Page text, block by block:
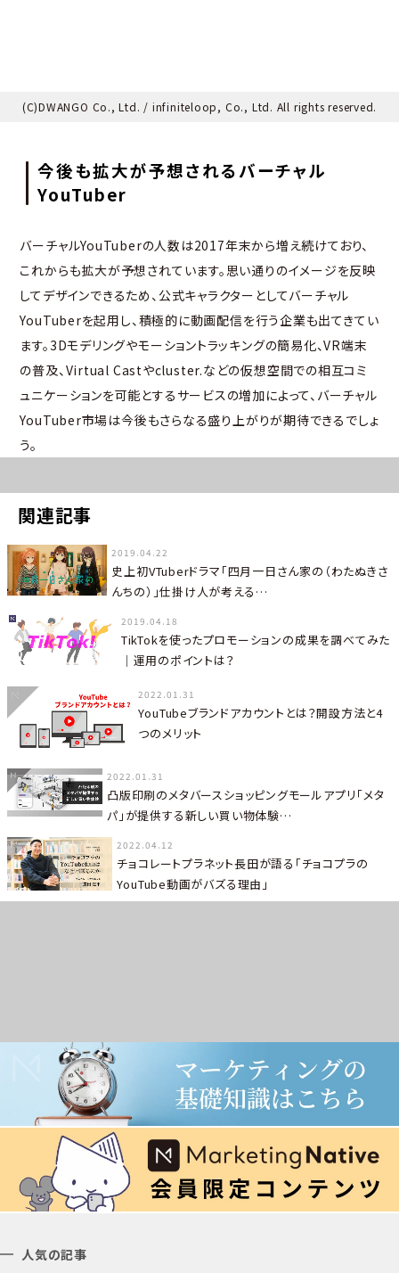
(C)DWANGO Co., Ltd. / infiniteloop, Co., Ltd. All rights reserved.
今後も拡大が予想されるバーチャル
YouTuber
バーチャルYouTuberの人数は2017年末から増え続けており、
これからも拡大が予想されています。思い通りのイメージを反映
してデザインできるため、公式キャラクターとしてバーチャル
YouTuberを起用し、積極的に動画配信を行う企業も出てきてい
ます。3Dモデリングやモーショントラッキングの簡易化、VR端末
の普及、Virtual Castやcluster.などの仮想空間での相互コミ
ュニケーションを可能とするサービスの増加によって、バーチャル
YouTuber市場は今後もさらなる盛り上がりが期待できるでしょ
う。
関連記事
2019.04.22
史上初VTuberドラマ「四月一日さん家の（わたぬきさ
んちの）」仕掛け人が考える…
2019.04.18
TikTokを使ったプロモーションの成果を調べてみた
｜運用のポイントは？
2022.01.31
YouTubeブランドアカウントとは？開設方法と4
つのメリット
2022.01.31
凸版印刷のメタバースショッピングモールアプリ「メタ
パ」が提供する新しい買い物体験…
2022.04.12
チョコレートプラネット長田が語る「チョコプラの
YouTube動画がバズる理由」
人気の記事